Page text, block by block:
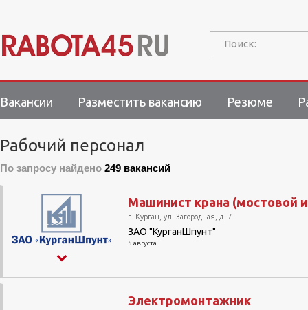
Поиск:
Вакансии Разместить вакансию Резюме
Рабочий персонал
По запросу найдено 249 вакансий
Машинист крана (мостовой
г. Курган, ул. Загородная, д. 7
ЗАО "КурганШпунт"
5 августа
Электромонтажник